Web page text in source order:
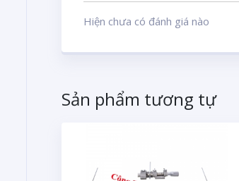
Hiện chưa có đánh giá nào
Sản phẩm tương tự